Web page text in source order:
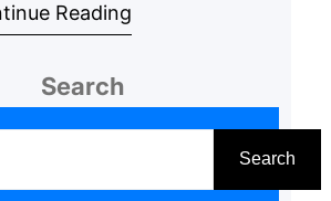
Hal ini penting supaya
tepat untuk menggunakan
mengetahui metode
Reading
Search
Search